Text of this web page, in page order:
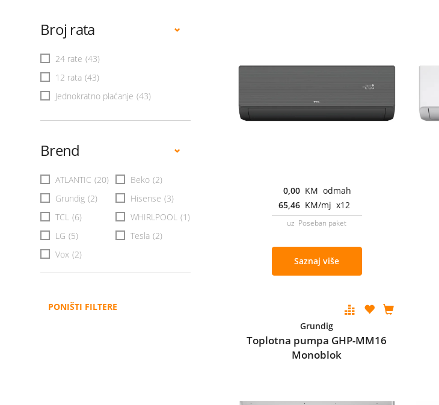
Broj rata
24 rate (43)
12 rata (43)
Jednokratno plaćanje (43)
Brend
ATLANTIC (20) Beko (2)
Grundig (2) Hisense (3)
TCL (6) WHIRLPOOL (1)
LG (5) Tesla (2)
Vox (2)
PONIŠTI FILTERE
0,00 KM odmah
65,46 KM/mj x12
uz Poseban paket
Saznaj više
Grundig
Toplotna pumpa GHP-MM16
Monoblok